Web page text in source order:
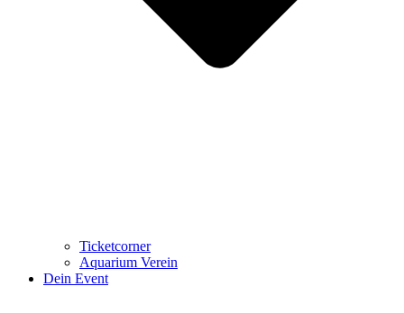
Ticketcorner
Aquarium Verein
Dein Event